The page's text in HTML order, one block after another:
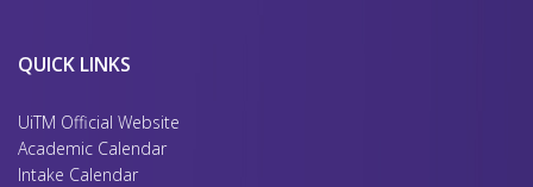
QUICK LINKS
UiTM Official Website
Academic Calendar
Intake Calendar